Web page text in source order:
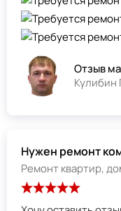
Отзыв
Кулибин
Нужен ремонт
Ремонт квартир,